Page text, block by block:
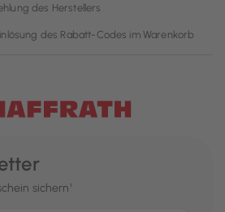
des Herstellers
des Rabatt-Codes im Warenkorb
sichern¹